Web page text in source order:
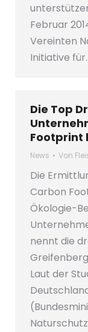
Februar
Vereinten
Initiative
Die Top
Footprint
News Von
Die
Carbon
Ökologie-
nennt die
Laut der